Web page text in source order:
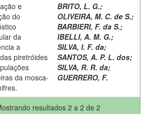
e
do
da
a
piretróides
da mosca-
BRITO, L. G.;
OLIVEIRA, M. C. de S.;
BARBIERI, F. da S.;
IBELLI, A. M. G.;
SILVA, I. F. da;
SANTOS, A. P. L. dos;
SILVA, R. R. da;
GUERRERO, F.
resultados 2 a 2 de 2